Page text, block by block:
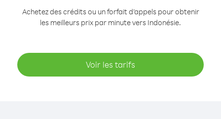
Achetez des crédits ou un forfait d’appels pour obtenir
les meilleurs prix par minute vers Indonésie.
Voir les tarifs